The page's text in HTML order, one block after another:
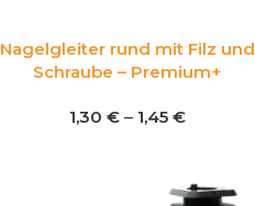
Nagelgleiter rund mit Filz und
Schraube – Premium+
1,30€ – 1,45€